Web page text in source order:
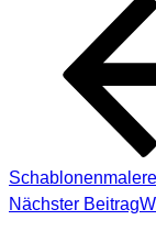
Nächster Beitrag